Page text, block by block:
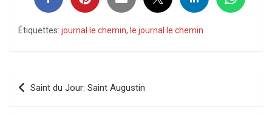
Étiquettes: journal le chemin, le journal le chemin
Navigation
de
Saint du Jour: Saint Augustin